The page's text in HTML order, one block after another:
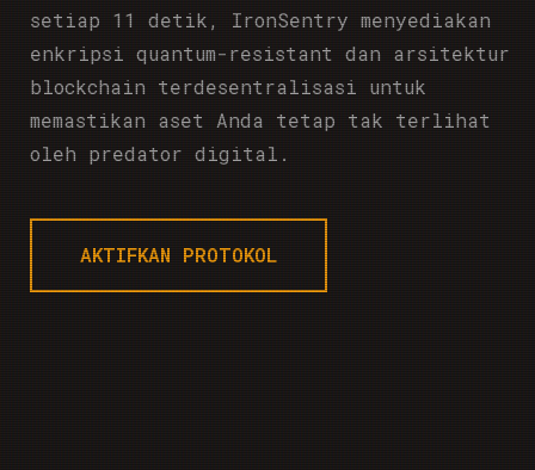
setiap 11 detik, IronSentry menyediakan
enkripsi quantum-resistant dan arsitektur
blockchain terdesentralisasi untuk
memastikan aset Anda tetap tak terlihat
oleh predator digital.
AKTIFKAN PROTOKOL